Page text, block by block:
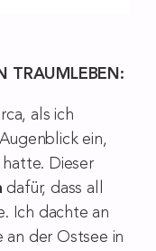
TRAUMLEBEN:
als ich
ein,
Dieser
dafür, dass all
Ich dachte an
an der Ostsee in